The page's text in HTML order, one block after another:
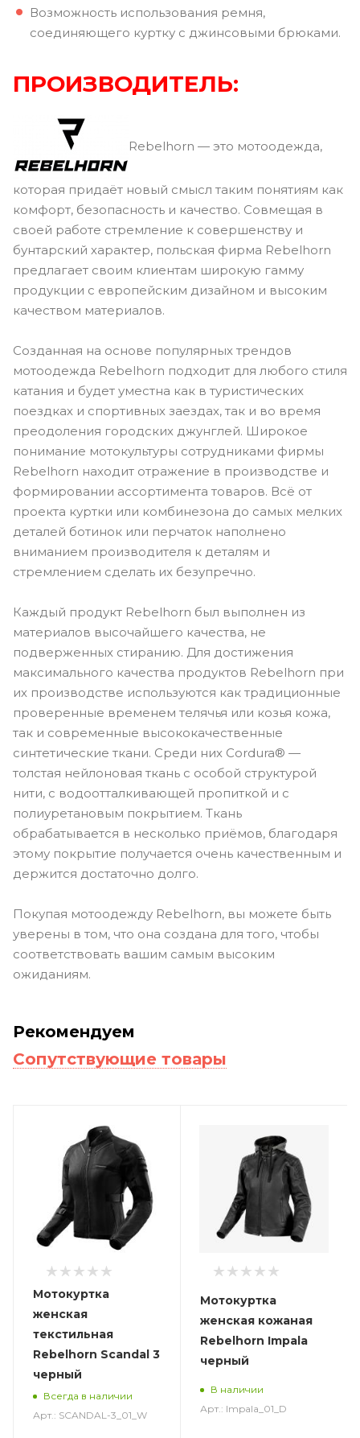
Возможность использования ремня,
соединяющего куртку с джинсовыми брюками.
ПРОИЗВОДИТЕЛЬ:
Rebelhorn — это мотоодежда,
которая придаёт новый смысл таким понятиям как
комфорт, безопасность и качество. Совмещая в
своей работе стремление к совершенству и
бунтарский характер, польская фирма Rebelhorn
предлагает своим клиентам широкую гамму
продукции с европейским дизайном и высоким
качеством материалов.
Созданная на основе популярных трендов
мотоодежда Rebelhorn подходит для любого стиля
катания и будет уместна как в туристических
поездках и спортивных заездах, так и во время
преодоления городских джунглей. Широкое
понимание мотокультуры сотрудниками фирмы
Rebelhorn находит отражение в производстве и
формировании ассортимента товаров. Всё от
проекта куртки или комбинезона до самых мелких
деталей ботинок или перчаток наполнено
вниманием производителя к деталям и
стремлением сделать их безупречно.
Каждый продукт Rebelhorn был выполнен из
материалов высочайшего качества, не
подверженных стиранию. Для достижения
максимального качества продуктов Rebelhorn при
их производстве используются как традиционные
проверенные временем телячья или козья кожа,
так и современные высококачественные
синтетические ткани. Среди них Cordura® —
толстая нейлоновая ткань с особой структурой
нити, с водоотталкивающей пропиткой и с
полиуретановым покрытием. Ткань
обрабатывается в несколько приёмов, благодаря
этому покрытие получается очень качественным и
держится достаточно долго.
Покупая мотоодежду Rebelhorn, вы можете быть
уверены в том, что она создана для того, чтобы
соответствовать вашим самым высоким
ожиданиям.
Рекомендуем
Сопутствующие товары
Мотокуртка
женская
текстильная
Rebelhorn Scandal 3
черный
Всегда в наличии
Арт.: SCANDAL-3_01_W
Мотокуртка
женская кожаная
Rebelhorn Impala
черный
В наличии
Арт.: Impala_01_D